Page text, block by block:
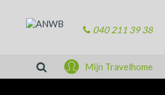
040 211 39 38
Zoeken Mijn Travelhome